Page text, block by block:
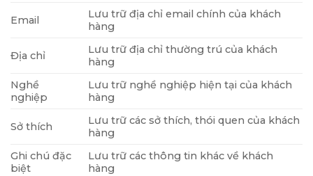
Email
Lưu trữ địa chỉ email chính của khách
hàng
Địa chỉ
Lưu trữ địa chỉ thường trú của khách
hàng
Nghề
nghiệp
Lưu trữ nghề nghiệp hiện tại của khách
hàng
Sở thích
Lưu trữ các sở thích, thói quen của khách
hàng
Ghi chú đặc
biệt
Lưu trữ các thông tin khác về khách
hàng